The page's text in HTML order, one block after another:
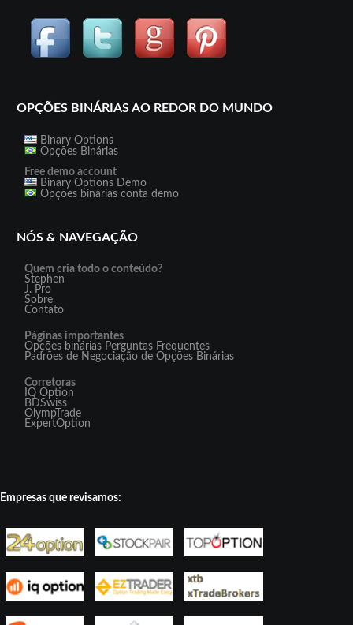
OPÇÕES BINÁRIAS AO REDOR DO MUNDO
Binary Options
Opções Binárias
Free demo account
Binary Options Demo
Opções binárias conta demo
NÓS & NAVEGAÇÃO
Quem cria todo o conteúdo?
Stephen
J. Pro
Sobre
Contato
Páginas importantes
Opções binárias Perguntas Frequentes
Padrões de Negociação de Opções Binárias
Corretoras
IQ Option
BDSwiss
OlympTrade
ExpertOption
Empresas que revisamos: